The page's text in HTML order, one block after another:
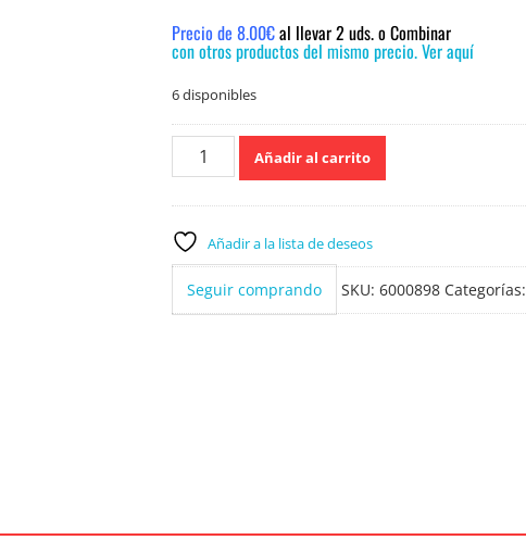
Precio de 8.00€al llevar 2 uds. o Combinar
con otros productos del mismo precio. Ver aquí
6 disponibles
Dobla
Litros
cantidad
Añadir al carrito
Añadir a la lista de deseos
Seguir comprando SKU: 6000898 Categorías: